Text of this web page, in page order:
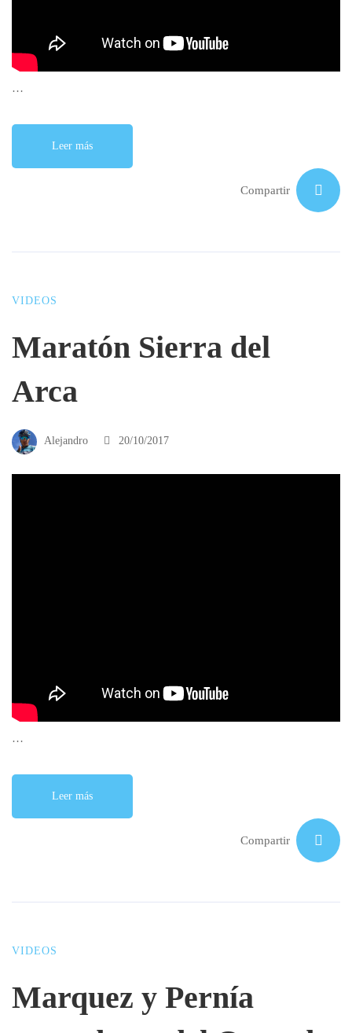
…
Leer más
Compartir
VIDEOS
Maratón Sierra del
Arca
Alejandro 20/10/2017
…
Leer más
Compartir
VIDEOS
Marquez y Pernía